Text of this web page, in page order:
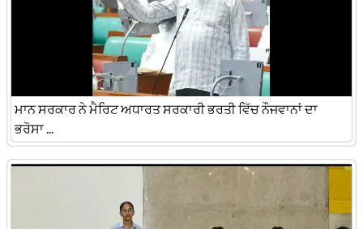
ਮਾਨ ਸਰਕਾਰ ਨੇ ਮੈਰਿਟ ਅਧਾਰਤ ਸਰਕਾਰੀ ਭਰਤੀ ਵਿੱਚ ਨੌਜਵਾਨਾਂ ਦਾ
ਭਰੋਸਾ ...